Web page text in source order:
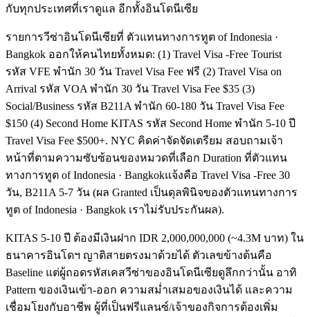
กับทุกประเทศที่เราดูแล อีกทั้งอินโดนีเซีย
รายการวีซ่าอินโดนีเซียที่ ตัวแทนทางการทูต of Indonesia ·
Bangkok ออกให้คนไทยทั้งหมด: (1) Travel Visa -Free Tourist
รหัส VFE พำนัก 30 วัน Travel Visa Fee ฟรี (2) Travel Visa on
Arrival รหัส VOA พำนัก 30 วัน Travel Visa Fee $35 (3)
Social/Business รหัส B211A พำนัก 60-180 วัน Travel Visa Fee
$150 (4) Second Home KITAS รหัส Second Home พำนัก 5-10 ปี
Travel Visa Fee $500+. NYC คิดค่าจัดจัดเตรียม สอบถามเจ้า
หน้าที่ตามความซับซ้อนของหมวดที่เลือก Duration ที่ตัวแทน
ทางการทูต of Indonesia · Bangkokแจ้งคือ Travel Visa -Free 30
วัน, B211A 5-7 วัน (ผล Granted เป็นดุลพินิจของตัวแทนทางการ
ทูต of Indonesia · Bangkok เราไม่รับประกันผล).
KITAS 5-10 ปี ต้องมีเงินฝาก IDR 2,000,000,000 (~4.3M บาท) ใน
ธนาคารอินโดฯ ญาติสายตรงมาด้วยได้ ตัวเลขข้างต้นคือ
Baseline แต่ผู้ถอดรหัสเคสวีซ่าของอินโดนีเซียดูลึกกว่านั้น อาทิ
Pattern ของเงินเข้า-ออก ความสม่ำเสมอของเงินได้ และความ
เชื่อมโยงกับอาชีพ ผู้ที่เป็นฟรีแลนซ์/เจ้าของกิจการต้องเพิ่ม